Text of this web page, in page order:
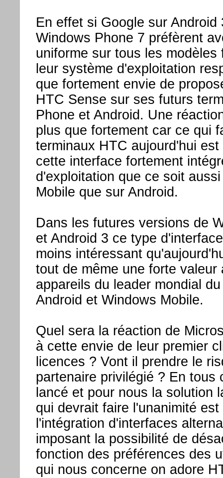
En effet si Google sur
Windows Phone 7 préfèrent
uniforme sur tous les modèles
leur système d'exploitation
que fortement envie de
HTC Sense sur ses futurs
Phone et Android. Une
plus que fortement car ce qui
terminaux HTC aujourd'hui
cette interface fortement
d'exploitation que ce soit
Mobile que sur Android.
Dans les futures versions de
et Android 3 ce type
moins intéressant
tout de même une forte valeur
appareils du leader mondial
Android et Windows Mobile.
Quel sera la réaction de
à cette envie de leur premier
licences ? Vont il prendre le
partenaire privilégié ? En tous
lancé et pour nous la solution
qui devrait faire l'unanimité
l'intégration d'interfaces
imposant la possibilité de
fonction des préférences des
qui nous concerne on adore